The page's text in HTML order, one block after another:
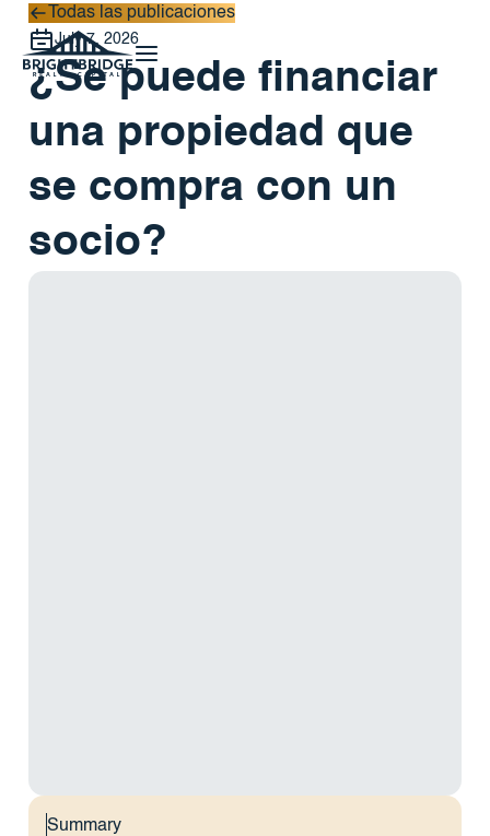
Todas las publicaciones
Todas las publicaciones
July 7, 2026
¿Se puede financiar
una propiedad que
se compra con un
socio?
Summary